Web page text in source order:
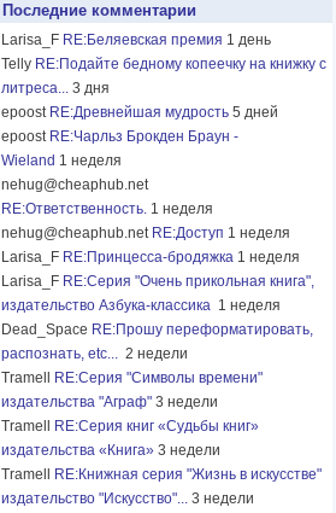
Последние комментарии
Larisa_F RE:Беляевская премия 1 день
Telly RE:Подайте бедному копеечку на книжку с
литреса... 3 дня
epoost RE:Древнейшая мудрость 5 дней
epoost RE:Чарльз Брокден Браун -
Wieland 1 неделя
nehug@cheaphub.net
RE:Ответственность. 1 неделя
nehug@cheaphub.net RE:Доступ 1 неделя
Larisa_F RE:Принцесса-бродяжка 1 неделя
Larisa_F RE:Серия "Очень прикольная книга",
издательство Азбука-классика 1 неделя
Dead_Space RE:Прошу переформатировать,
распознать, etc... 2 недели
Tramell
RE:Серия "Символы времени"
издательства "Аграф" 3 недели
Tramell
RE:Серия книг «Судьбы книг»
издательства «Книга» 3 недели
Tramell
RE:Книжная серия "Жизнь в искусстве"
издательство "Искусство"... 3 недели